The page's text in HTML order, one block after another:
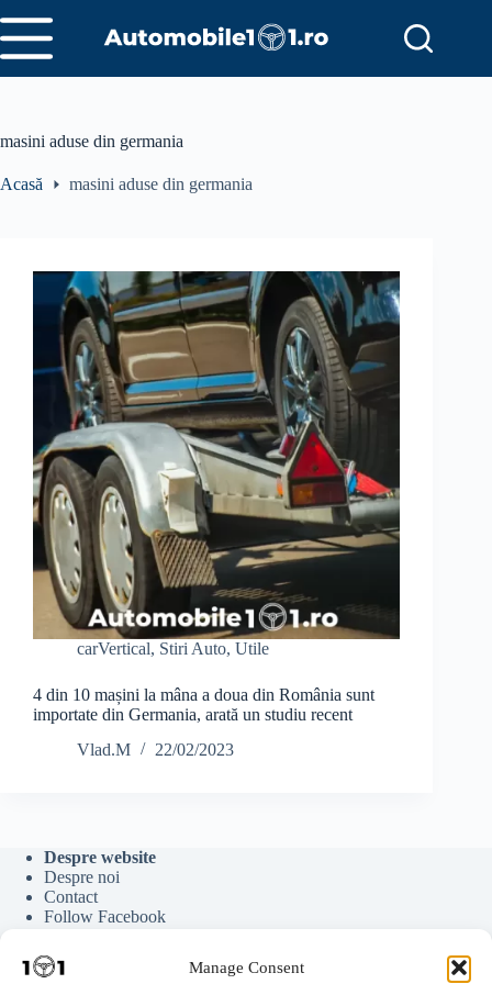
Manage Consent
la
conținut
masini aduse din germania
Acasă masini aduse din germania
carVertical, Stiri Auto, Utile
4 din 10 mașini la mâna a doua din România sunt
importate din Germania, arată un studiu recent
Vlad.M
22/02/2023
Despre website
Despre noi
Contact
Follow Facebook
Follow Youtube
Follow Tiktok